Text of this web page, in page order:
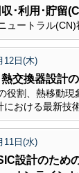
･利用･貯留
ュートラル
12日(木)
熱交換器設計
役割、熱移動
における最新技
11日(水)
設計のため